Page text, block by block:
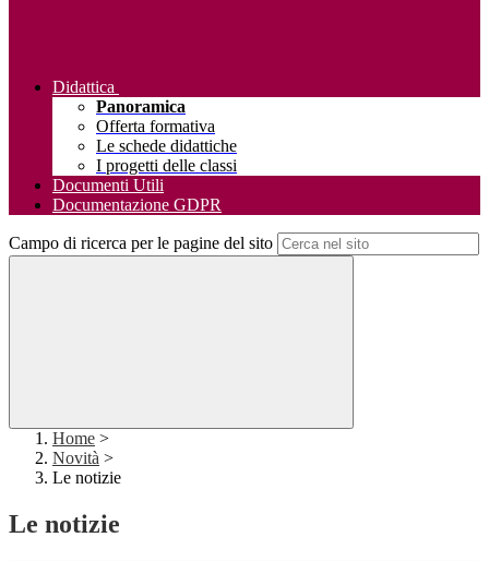
Didattica
Panoramica
Offerta formativa
Le schede didattiche
I progetti delle classi
Documenti Utili
Documentazione GDPR
Campo di ricerca per le pagine del sito
Home >
Novità >
Le notizie
Le notizie